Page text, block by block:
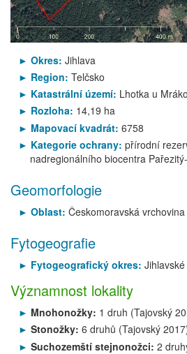
Okres: Jihlava
Region: Telčsko
Katastrální území: Lhotka u
Rozloha: 14,19 ha
Mapovací kvadrát: 6758
Kategorie ochrany: přírodní
nadregionálního biocentra
Geomorfologie
Oblast: Českomoravská vrchovina
Fytogeografie
Fytogeografický okres:
Významnost lokality
Mnohonožky: 1 druh (Tajovský
Stonožky: 6 druhů (Tajovský
Suchozemští stejnonožci: 2